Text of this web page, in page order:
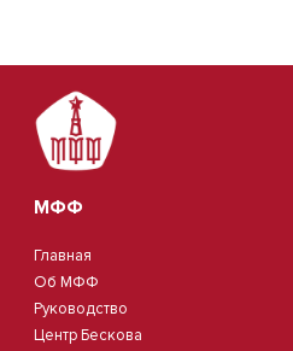
МФФ
Главная
Об МФФ
Руководство
Центр Бескова